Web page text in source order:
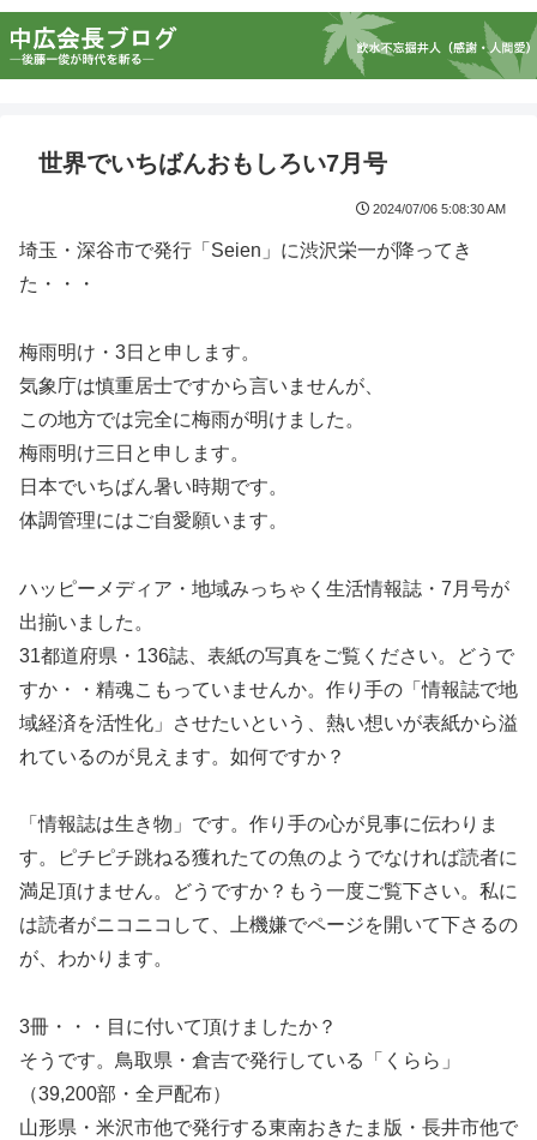
世界でいちばんおもしろい7月号
2024/07/06 5:08:30 AM
埼玉・深谷市で発行「Seien」に渋沢栄一が降ってき
た・・・
梅雨明け・3日と申します。
気象庁は慎重居士ですから言いませんが、
この地方では完全に梅雨が明けました。
梅雨明け三日と申します。
日本でいちばん暑い時期です。
体調管理にはご自愛願います。
ハッピーメディア・地域みっちゃく生活情報誌・7月号が
出揃いました。
31都道府県・136誌、表紙の写真をご覧ください。どうで
すか・・精魂こもっていませんか。作り手の「情報誌で地
域経済を活性化」させたいという、熱い想いが表紙から溢
れているのが見えます。如何ですか？
「情報誌は生き物」です。作り手の心が見事に伝わりま
す。ピチピチ跳ねる獲れたての魚のようでなければ読者に
満足頂けません。どうですか？もう一度ご覧下さい。私に
は読者がニコニコして、上機嫌でページを開いて下さるの
が、わかります。
3冊・・・目に付いて頂けましたか？
そうです。鳥取県・倉吉で発行している「くらら」
（39,200部・全戸配布）
山形県・米沢市他で発行する東南おきたま版・長井市他で